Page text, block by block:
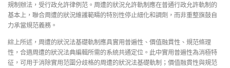
規制辦法，受行政允許律例范。周遭的狀況允許軌制應在普通行政允許軌制的
基本上，聯合周遭的狀況維護範疇的特別性停止細化和調劑，而非重整旗鼓自
力承當規范義務。
綜上所述，周遭的狀況法基礎軌制應具實用普遍性、價值融貫性、規范條理
性，合適周遭的狀況法典編輯所需的系統共通定位。此中實用普遍性為消極特
征，可用于消除實用范圍分歧格的周遭的狀況法基礎軌制；價值融貫性與規范